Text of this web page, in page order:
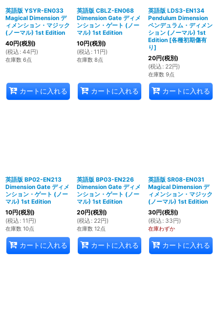
英語版 YSYR-EN033
Magical Dimension デ
ィメンション・マジック
(ノーマル) 1st Edition
40円(税別)
(税込 : 44円)
在庫数 6点
カートに入れる
英語版 CBLZ-EN068
Dimension Gate ディメ
ンション・ゲート (ノー
マル) 1st Edition
10円(税別)
(税込 : 11 円)
在庫数 8点
カートに入れる
英語版 LDS3-EN134
Pendulum Dimension
ペンデュラム・ディメン
ション (ノーマル) 1st
Edition [各種初期傷有
り]
20円(税別)
(税込 : 22円)
在庫数 9点
カートに入れる
英語版 BP02-EN213
Dimension Gate ディメ
ンション・ゲート (ノー
マル) 1st Edition
10円(税別)
(税込 : 11 円)
在庫数 10点
カートに入れる
英語版 BP03-EN226
Dimension Gate ディメ
ンション・ゲート (ノー
マル) 1st Edition
20円(税別)
(税込 : 22円)
在庫数 12点
カートに入れる
英語版 SR08-EN031
Magical Dimension デ
ィメンション・マジック
(ノーマル) 1st Edition
30円(税別)
(税込 : 33円)
在庫わずか
カートに入れる